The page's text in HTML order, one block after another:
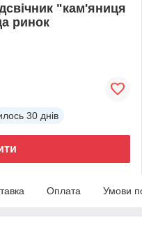
"кам'яниця
ринок
30 днів
Оплата Умови